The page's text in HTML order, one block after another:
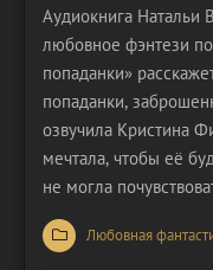
Аудиокнига Натальи
любовное фэнтези
попаданки»
попаданки,
озвучила Кристина
мечтала, чтобы её
не могла
однообразных
и шаблонностью. На
Любовная